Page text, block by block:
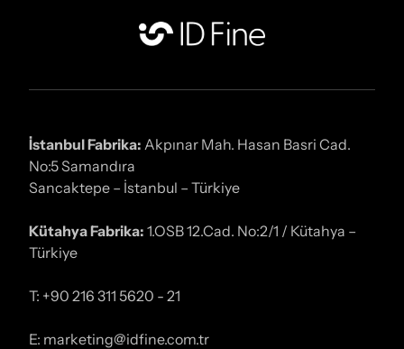
İstanbul Fabrika: Akpınar Mah. Hasan Basri Cad.
No:5 Samandıra
Sancaktepe – İstanbul – Türkiye
Kütahya Fabrika: 1.OSB 12.Cad. No:2/1 / Kütahya –
Türkiye
T: +90 216 311 5620 - 21
E: marketing@idfine.com.tr